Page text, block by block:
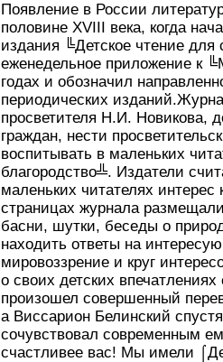
Появление в России
половине XVIII века, когда
издания ╚Детское чтение
еженедельное приложение к
годах и обозначил
периодических
просветителя Н.И. Новикова,
граждан, нести
воспитывать в маленьких
благородство╩. Издатели
маленьких читателях
страницах журнала
басни, шутки, беседы о
находить ответы на
мировоззрение и круг
о своих детских
произошел совершенный
а Виссарион Белинский
сочувствовал современным
счастливее вас! Мы имели